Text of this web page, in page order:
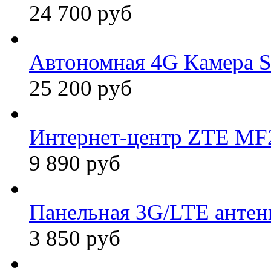
24 700 руб
Автономная 4G Камера
25 200 руб
Интернет-центр ZTE
9 890 руб
Панельная 3G/LTE
3 850 руб